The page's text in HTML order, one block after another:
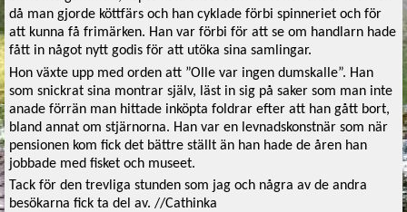
då man gjorde köttfärs och han cyklade förbi spinneriet och för
att kunna få frimärken. Han var förbi för att se om handlarn hade
fått in något nytt godis för att utöka sina samlingar.
Hon växte upp med orden att ”Olle var ingen dumskalle”. Han
som snickrat sina montrar själv, läst in sig på saker som man inte
anade förrän man hittade inköpta foldrar efter att han gått bort,
bland annat om stjärnorna. Han var en levnadskonstnär som när
pensionen kom fick det bättre ställt än han hade de åren han
jobbade med fisket och museet.
Tack för den trevliga stunden som jag och några av de andra
besökarna fick ta del av. //Cathinka